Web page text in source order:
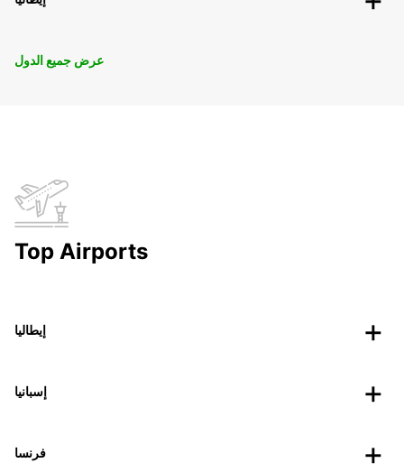
عرض جميع الدول
Top Airports
إيطاليا
إسبانيا
فرنسا